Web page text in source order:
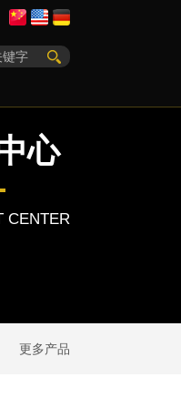
心
CENTER
更多产品